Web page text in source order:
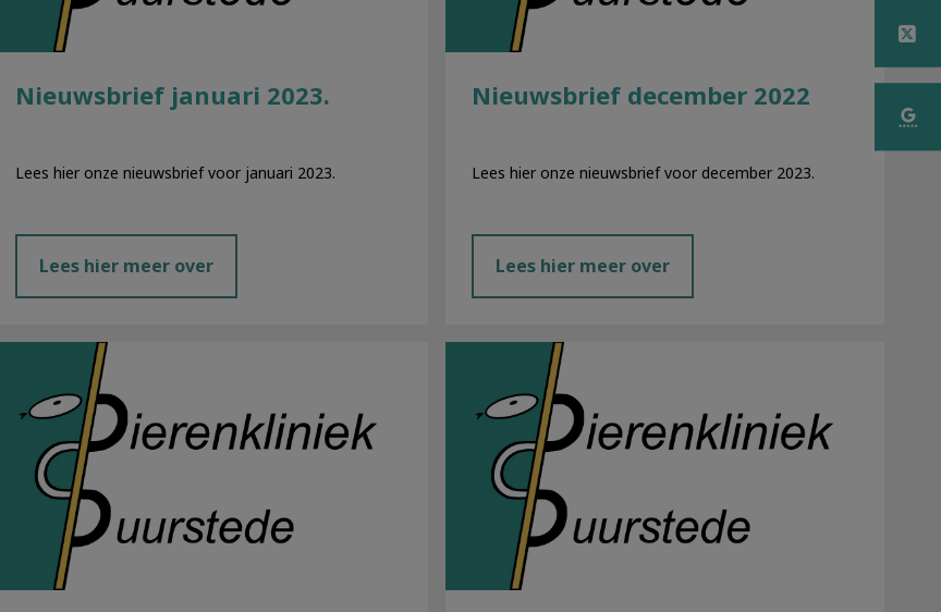
Nieuwsbrief januari 2023.
Lees hier onze nieuwsbrief voor januari 2023.
Lees hier meer over
Nieuwsbrief december 2022
Lees hier onze nieuwsbrief voor december 2023.
Lees hier meer over
Nieuwsbrief oktober 2022 Nieuwsbrief september 2022